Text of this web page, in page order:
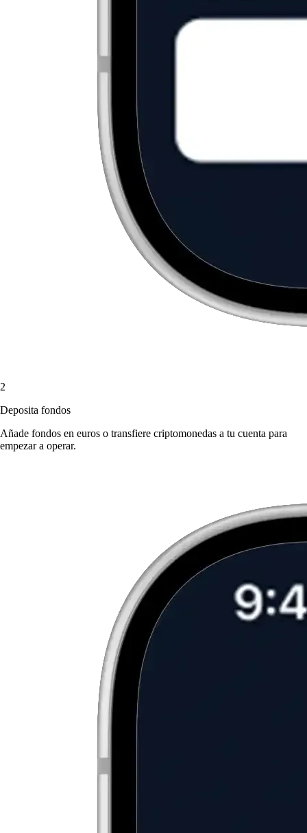
2
Deposita fondos
Añade fondos en euros o transfiere criptomonedas a tu cuenta para
empezar a operar.